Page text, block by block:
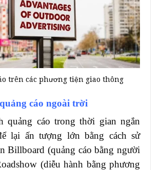
trên các phương tiện giao thông
cáo ngoài trời
quảng cáo trong thời gian ngắn
lại ấn tượng lớn bằng cách sử
Billboard (quảng cáo bằng người
(diễu hành bằng phương